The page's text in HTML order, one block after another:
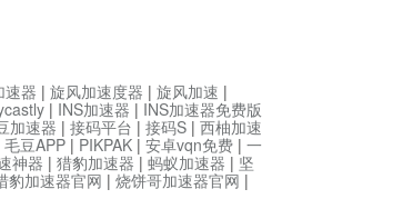
速器 | 旋风加速度器 | 旋风加速 |
| INS加速器 | INS加速器免费版
加速器 | 接码平台 | 接码S | 西柚加速
毛豆APP | PIKPAK | 安卓vqn免费 | 一
神器 | 猎豹加速器 | 蚂蚁加速器 | 坚
豹加速器官网 | 烧饼哥加速器官网 |